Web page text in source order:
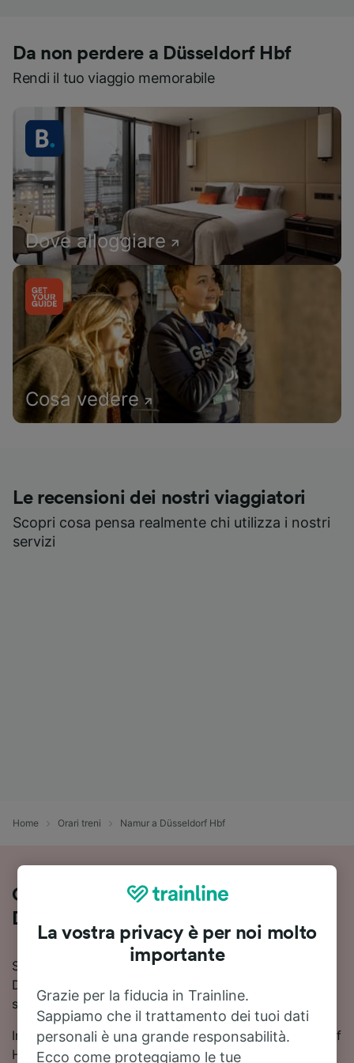
Da non perdere a Düsseldorf Hbf
Rendi il tuo viaggio memorabile
Dove alloggiare
Cosa vedere
Le recensioni dei nostri viaggiatori
Scopri cosa pensa realmente chi utilizza i nostri
servizi
Home Orari treni Namur a Düsseldorf Hbf
Come viaggiare in treno da Namur a
Düsseldorf Hbf
Stai pianificando un viaggio in treno da Namur a
Düsseldorf Hbf? Consulta orari aggiornati, prezzi e
soluzioni di viaggio in un unico posto.
In media, per viaggiare in treno da Namur a Düsseldorf
Hbf ci metti circa 4 ore 35 minuti. La tratta Namur -
La vostra privacy è per noi molto
importante
Grazie per la fiducia in Trainline.
Sappiamo che il trattamento dei tuoi dati
personali è una grande responsabilità.
Ecco come proteggiamo le tue